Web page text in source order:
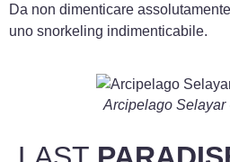
Da non dimenticare
uno snorkeling indimenticabile.
Arcipelago Selayar